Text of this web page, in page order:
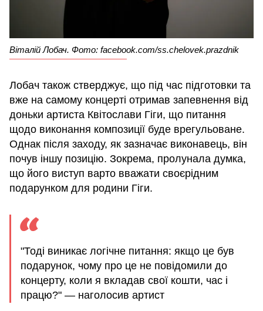
Віталій Лобач. Фото: facebook.com/ss.chelovek.prazdnik
Лобач також стверджує, що під час підготовки та
вже на самому концерті отримав запевнення від
доньки артиста Квітослави Гіги, що питання
щодо виконання композиції буде врегульоване.
Однак після заходу, як зазначає виконавець, він
почув іншу позицію. Зокрема, пролунала думка,
що його виступ варто вважати своєрідним
подарунком для родини Гіги.
"Тоді виникає логічне питання: якщо це був
подарунок, чому про це не повідомили до
концерту, коли я вкладав свої кошти, час і
працю?" — наголосив артист